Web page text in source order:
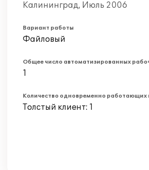
Калининград, Июль 2006
Вариант работы
Файловый
Общее число автоматизированных
1
Количество одновременно работающих
Толстый клиент: 1